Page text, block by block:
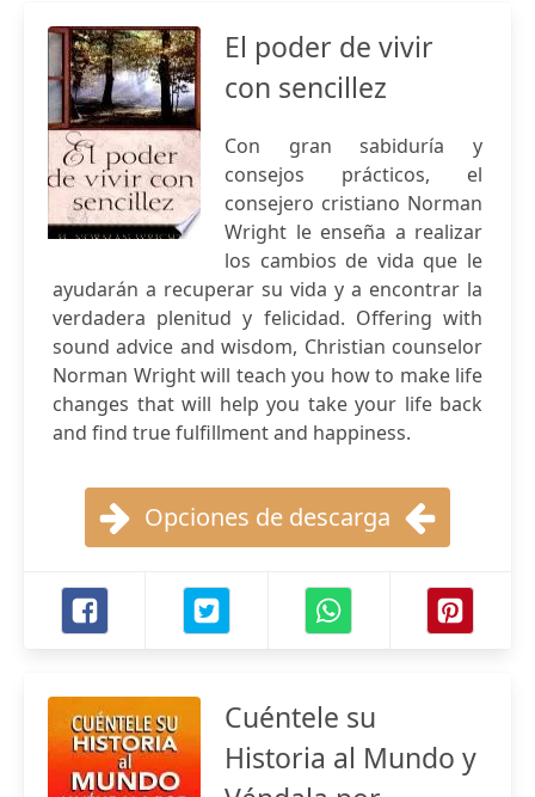
El poder de vivir
con sencillez
Con gran sabiduría y
consejos prácticos, el
consejero cristiano Norman
Wright le enseña a realizar
los cambios de vida que le
ayudarán a recuperar su vida y a encontrar la
verdadera plenitud y felicidad. Offering with
sound advice and wisdom, Christian counselor
Norman Wright will teach you how to make life
changes that will help you take your life back
and find true fulfillment and happiness.
Opciones de descarga
Cuéntele su
Historia al Mundo y